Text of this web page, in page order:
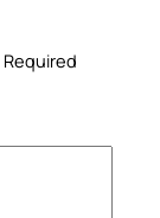
Required